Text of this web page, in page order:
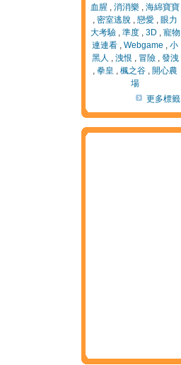
血腥 , 消消樂 , 海綿寶寶
, 密室逃脫 , 戀愛 , 眼力
大考驗, 準度, 3D , 寵物
連連看 , Webgame , 小
黑人 , 洩恨 , 冒險, 發洩
, 拳皇 , 楓之谷 , 開心農
場
更多標籤